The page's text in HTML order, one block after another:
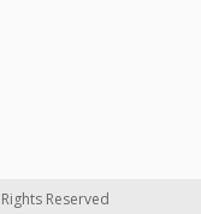
Reserved